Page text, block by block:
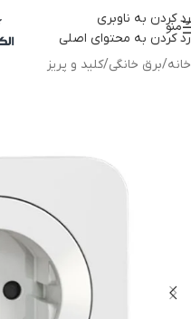
رد کردن به ناوبری
رد کردن به محتوای اصلی
منو
خانه/برق خانگی/کلید و پریز